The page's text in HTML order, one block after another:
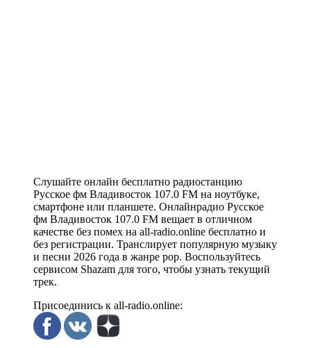
Слушайте онлайн бесплатно радиостанцию
Русское фм Владивосток 107.0 FM на ноутбуке,
смартфоне или планшете. Онлайнрадио Русское
фм Владивосток 107.0 FM вещает в отличном
качестве без помех на all-radio.online бесплатно и
без регистрации. Транслирует популярную музыку
и песни 2026 года в жанре pop. Воспользуйтесь
сервисом Shazam для того, чтобы узнать текущий
трек.
Присоединись к all-radio.online: